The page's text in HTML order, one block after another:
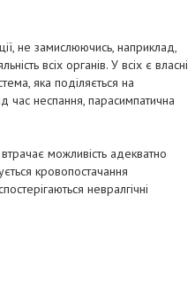
не замислюючись, наприклад,
всіх органів. У всіх є власні
яка поділяється на
час неспання, парасимпатична
можливість адекватно
кровопостачання
невралгічні